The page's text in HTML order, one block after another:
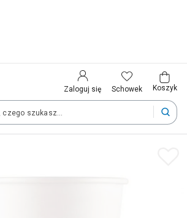
Zaloguj się Schowek Koszyk
dostarczymy na teren wybranego kraju.